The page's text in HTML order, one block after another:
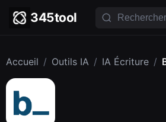
345tool
Accueil / Outils IA / IA Écriture /